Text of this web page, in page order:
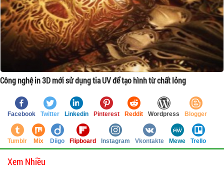
Công nghệ in 3D mới sử dụng tia UV để tạo hình từ chất lỏng
Facebook Twitter Linkedin Pinterest Reddit Wordpress Blogger
Tumblr Mix Diigo Flipboard Instagram Vkontakte Mewe Trello
Xem Nhiều